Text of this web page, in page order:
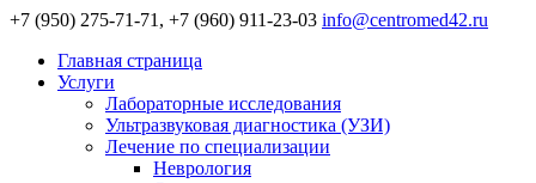
+7 (950) 275-71-71, +7 (960) 911-23-03 info@centromed42.ru
Главная страница
Услуги
Лабораторные исследования
Ультразвуковая диагностика (УЗИ)
Лечение по специализации
Неврология